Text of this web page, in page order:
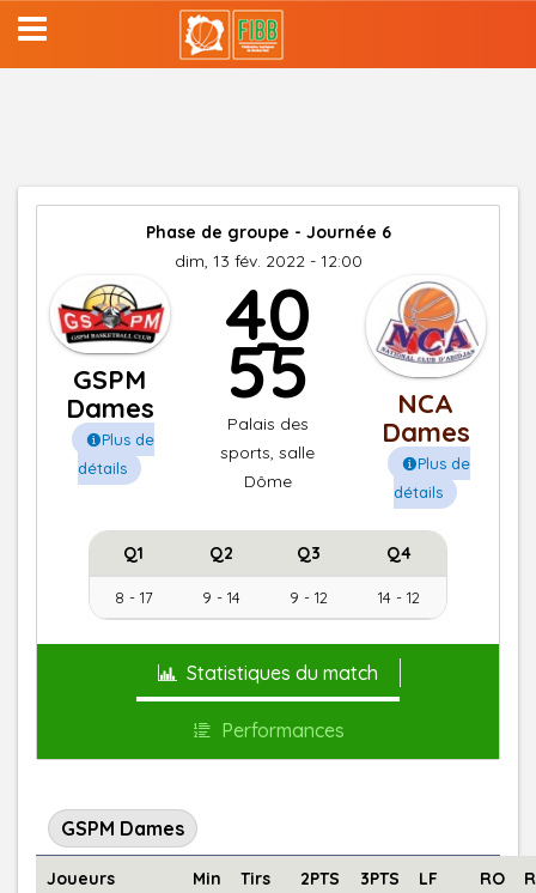
Aller
au
contenu
Phase de groupe - Journée 6
dim, 13 fév. 2022 - 12:00
GSPM
Dames
Plus de
détails
40
-
55
Palais des
sports, salle
Dôme
NCA
Dames
Plus de
détails
Q1 Q2 Q3 Q4
8 - 17 9 - 14 9 - 12 14 - 12
Statistiques du match
Performances
GSPM Dames
Joueurs Min Tirs 2PTS 3PTS LF RO